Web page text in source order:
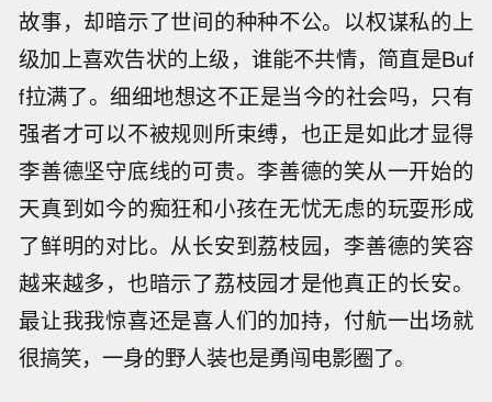
故事，却暗示了世间的种种不公。以权谋私的上
级加上喜欢告状的上级，谁能不共情，简直是Buf
f拉满了。细细地想这不正是当今的社会吗，只有
强者才可以不被规则所束缚，也正是如此才显得
李善德坚守底线的可贵。李善德的笑从一开始的
天真到如今的痴狂和小孩在无忧无虑的玩耍形成
了鲜明的对比。从长安到荔枝园，李善德的笑容
越来越多，也暗示了荔枝园才是他真正的长安。
最让我我惊喜还是喜人们的加持，付航一出场就
很搞笑，一身的野人装也是勇闯电影圈了。